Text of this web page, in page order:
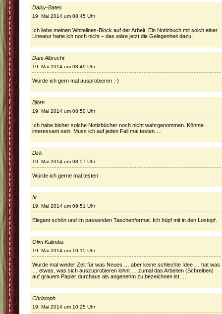
Daisy-Bates
19. Mai 2014 um 08:45 Uhr
Ich liebe meinen Whitelines-Block auf der Arbeit. Ein Notizbuch mit solch einer
Lineatur hatte ich noch nicht – das wäre jetzt die Gelegenheit dazu!
Dani Albrecht
19. Mai 2014 um 08:49 Uhr
Würde ich gern mal ausprobieren :-)
Björn
19. Mai 2014 um 08:50 Uhr
Ich habe bisher solche Notizbücher noch nicht wahrgenommen. Könnte
interessant sein. Muss ich auf jeden Fall mal testen….
Dirk
19. Mai 2014 um 08:57 Uhr
Würde ich gerne mal testen
Iv
19. Mai 2014 um 09:51 Uhr
Elegant schön und im passenden Taschenformat. Ich hüpf mit in den Lostopf.
Olim Kalimba
19. Mai 2014 um 10:15 Uhr
Wurde mal wieder Zeit für was Neues … aber keine schlechte Idee … hat was
… etwas, was sich auszuprobieren lohnt … zumal das Arbeiten (Schreiben)
auf grauem Papier durchaus als angenehm zu bezeichnen ist …
Christoph
19. Mai 2014 um 10:25 Uhr